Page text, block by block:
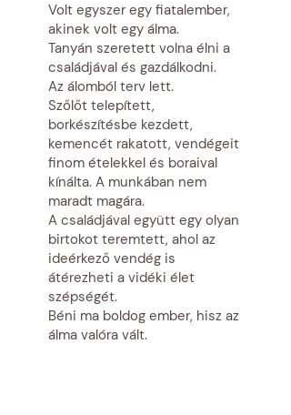
Volt egyszer egy fiatalember,
akinek volt egy álma.
Tanyán szeretett volna élni a
családjával és gazdálkodni.
Az álomból terv lett.
Szőlőt telepített,
borkészítésbe kezdett,
kemencét rakatott, vendégeit
finom ételekkel és boraival
kínálta. A munkában nem
maradt magára.
A családjával együtt egy olyan
birtokot teremtett, ahol az
ideérkező vendég is
átérezheti a vidéki élet
szépségét.
Béni ma boldog ember, hisz az
álma valóra vált.